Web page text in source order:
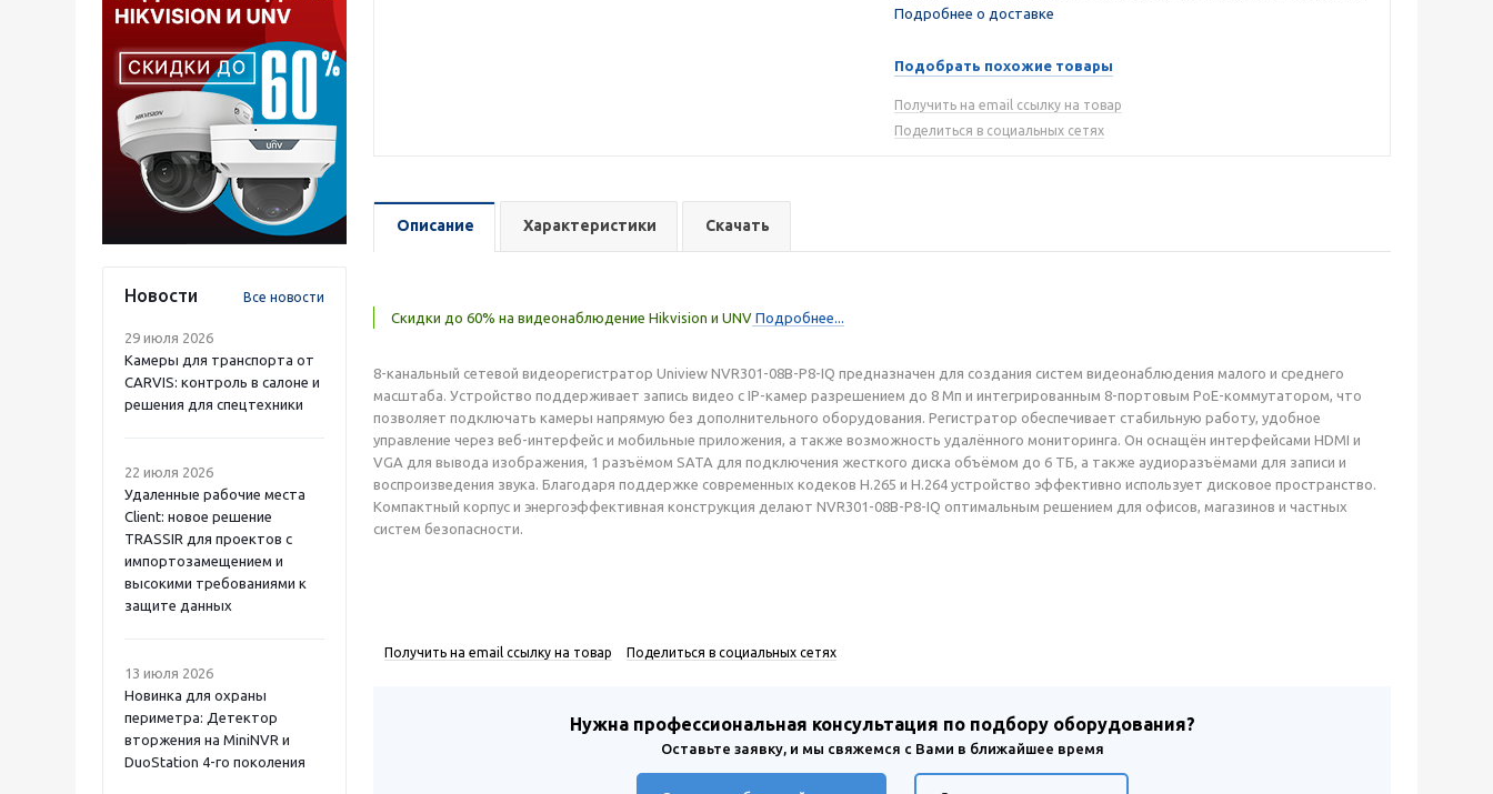
Новости Все новости
29 июля 2026
Камеры для транспорта от
CARVIS: контроль в салоне и
решения для спецтехники
22 июля 2026
Удаленные рабочие места
Client: новое решение
TRASSIR для проектов с
импортозамещением и
высокими требованиями к
защите данных
13 июля 2026
Новинка для охраны
периметра: Детектор
вторжения на MiniNVR и
DuoStation 4-го поколения
Подробнее о доставке
Подобрать похожие товары
Получить на email ссылку на товар
Поделиться в социальных сетях
Описание Характеристики Скачать
Скидки до 60% на видеонаблюдение Hikvision и UNV Подробнее...
8-канальный сетевой видеорегистратор Uniview NVR301-08B-P8-IQ предназначен для создания систем видеонаблюдения малого и среднего
масштаба. Устройство поддерживает запись видео с IP-камер разрешением до 8 Мп и интегрированным 8-портовым PoE-коммутатором, что
позволяет подключать камеры напрямую без дополнительного оборудования. Регистратор обеспечивает стабильную работу, удобное
управление через веб-интерфейс и мобильные приложения, а также возможность удалённого мониторинга. Он оснащён интерфейсами HDMI и
VGA для вывода изображения, 1 разъёмом SATA для подключения жесткого диска объёмом до 6 ТБ, а также аудиоразъёмами для записи и
воспроизведения звука. Благодаря поддержке современных кодеков H.265 и H.264 устройство эффективно использует дисковое пространство.
Компактный корпус и энергоэффективная конструкция делают NVR301-08B-P8-IQ оптимальным решением для офисов, магазинов и частных
систем безопасности.
Получить на email ссылку на товар Поделиться в социальных сетях
Нужна профессиональная консультация по подбору оборудования?
Оставьте заявку, и мы свяжемся с Вами в ближайшее время